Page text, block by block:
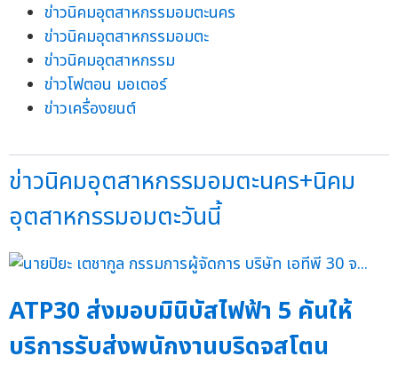
ข่าวนิคมอุตสาหกรรมอมตะนคร
ข่าวนิคมอุตสาหกรรมอมตะ
ข่าวนิคมอุตสาหกรรม
ข่าวโฟตอน มอเตอร์
ข่าวเครื่องยนต์
ข่าวนิคมอุตสาหกรรมอมตะนคร+นิคม
อุตสาหกรรมอมตะวันนี้
ATP30 ส่งมอบมินิบัสไฟฟ้า 5 คันให้
บริการรับส่งพนักงานบริดจสโตน